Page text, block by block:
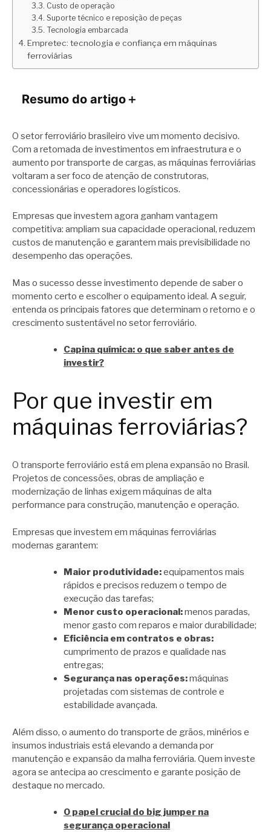
Custo de operação
Suporte técnico e reposição de peças
Tecnologia embarcada
Empretec: tecnologia e confiança em máquinas
ferroviárias
Resumo do artigo＋
O setor ferroviário brasileiro vive um momento decisivo.
Com a retomada de investimentos em infraestrutura e o
aumento por transporte de cargas, as máquinas ferroviárias
voltaram a ser foco de atenção de construtoras,
concessionárias e operadores logísticos.
Empresas que investem agora ganham vantagem
competitiva: ampliam sua capacidade operacional, reduzem
custos de manutenção e garantem mais previsibilidade no
desempenho das operações.
Mas o sucesso desse investimento depende de saber o
momento certo e escolher o equipamento ideal. A seguir,
entenda os principais fatores que determinam o retorno e o
crescimento sustentável no setor ferroviário.
Capina química: o que saber antes de
investir?
Por que investir em
máquinas ferroviárias?
O transporte ferroviário está em plena expansão no Brasil.
Projetos de concessões, obras de ampliação e
modernização de linhas exigem máquinas de alta
performance para construção, manutenção e operação.
Empresas que investem em máquinas ferroviárias
modernas garantem:
Maior produtividade:equipamentos mais
rápidos e precisos reduzem o tempo de
execução das tarefas;
Menor custo operacional:menos paradas,
menor gasto com reparos e maior durabilidade;
Eficiência em contratos e obras:
cumprimento de prazos e qualidade nas
entregas;
Segurança nas operações:máquinas
projetadas com sistemas de controle e
estabilidade avançada.
Além disso, o aumento do transporte de grãos, minérios e
insumos industriais está elevando a demanda por
manutenção e expansão da malha ferroviária. Quem investe
agora se antecipa ao crescimento e garante posição de
destaque no mercado.
O papel crucial do big jumper na
segurança operacional